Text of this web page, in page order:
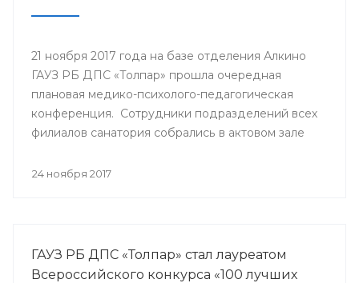
21 ноября 2017 года на базе отделения Алкино
ГАУЗ РБ ДПС «Толпар» прошла очередная
плановая медико-психолого-педагогическая
конференция. Сотрудники подразделений всех
филиалов санатория собрались в актовом зале
учреждения и подумать над оптимальными
24 ноября 2017
ГАУЗ РБ ДПС «Толпар» стал лауреатом
Всероссийского конкурса «100 лучших